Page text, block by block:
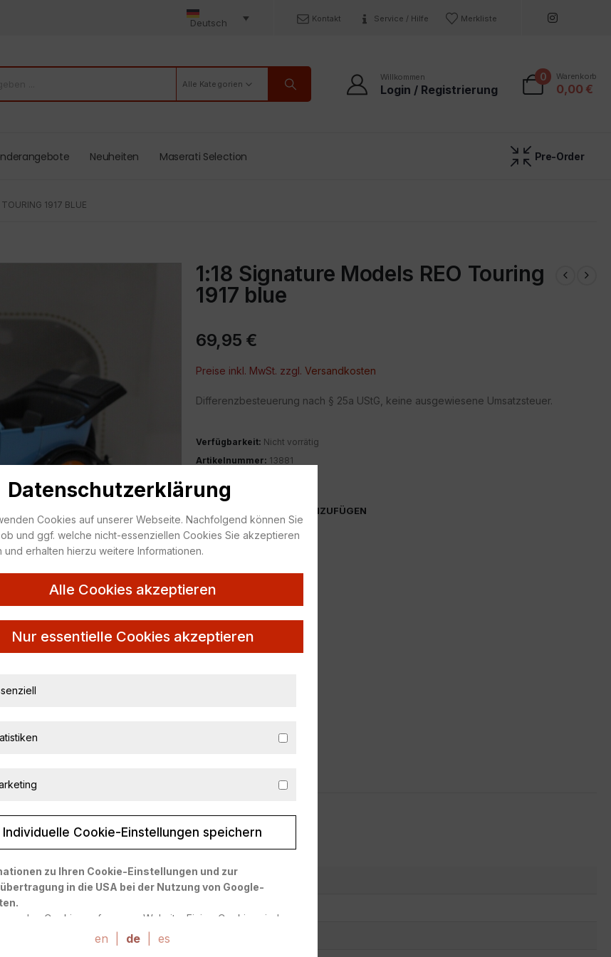
Deutsch Kontakt Service / Hilfe Merkliste
Alle Kategorien
Willkommen
Login / Registrierung
0 Warenkorb
0,00 €
Neuheiten Maserati Selection Pre-Order
1917 BLUE
1:18 Signature Models REO Touring
1917 blue
69,95 €
Preise inkl. MwSt. zzgl.Versandkosten
Differenzbesteuerung nach § 25a UStG, keine ausgewiesene Umsatzsteuer.
Verfügbarkeit: Nicht vorrätig
Artikelnummer: 13881
ZUR MERKLISTE HINZUFÜGEN
13881
Signature Models
Datenschutzerklärung
Cookies auf unserer Webseite. Nachfolgend können Sie
und ggf. welche nicht-essenziellen Cookies Sie akzeptieren
und erhalten hierzu weitere Informationen.
Alle Cookies akzeptieren
Nur essentielle Cookies akzeptieren
Individuelle Cookie-Einstellungen speichern
zu Ihren Cookie-Einstellungen und zur
in die USA bei der Nutzung von Google-
Cookies auf unserer Website. Einige Cookies sind
notwendig, um unsere Website zu betreiben ("essential").
Cookies werden nur gesetzt, wenn Sie ihrer
en de es